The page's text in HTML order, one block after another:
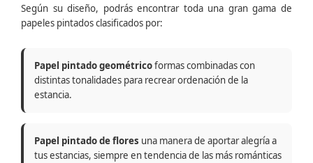
Según su diseño, podrás encontrar toda una gran gama de
papeles pintados clasificados por:
Papel pintado geométricoformas combinadas con
distintas tonalidades para recrear ordenación de la
estancia.
Papel pintado de flores una manera de aportar alegría a
tus estancias, siempre en tendencia de las más románticas